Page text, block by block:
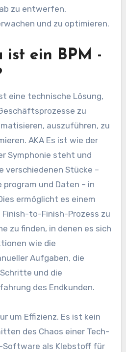
zu entwerfen,
und zu optimieren.
ist ein BPM -
eine technische Lösung,
zu
auszuführen, zu
AKA Es ist wie der
Symphonie steht und
verschiedenen Stücke –
und Daten – in
ermöglicht es einem
to-Finish-Prozess zu
zu finden, in denen es sich
wie die
Aufgaben, die
und die
des Endkunden.
um Effizienz. Es ist kein
des Chaos einer Tech-
Software als Klebstoff für